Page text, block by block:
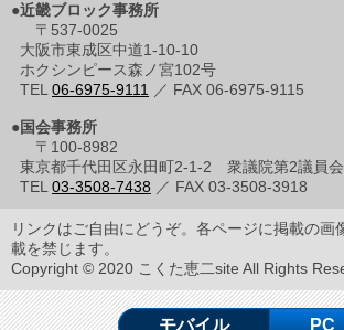
●近畿ブロック事務所
〒537-0025
大阪市東成区中道1-10-10
ホクシンピース森ノ宮102号
TEL06-6975-9111 ／ FAX 06-6975-9115
●国会事務所
〒100-8982
東京都千代田区永田町2-1-2 衆議院第2議員
TEL03-3508-7438 ／ FAX 03-3508-3918
リンクはご自由にどうぞ。各ページに掲載の画
載を禁じます。
Copyright © 2020 こくた恵二site All Rights
モバイル PC